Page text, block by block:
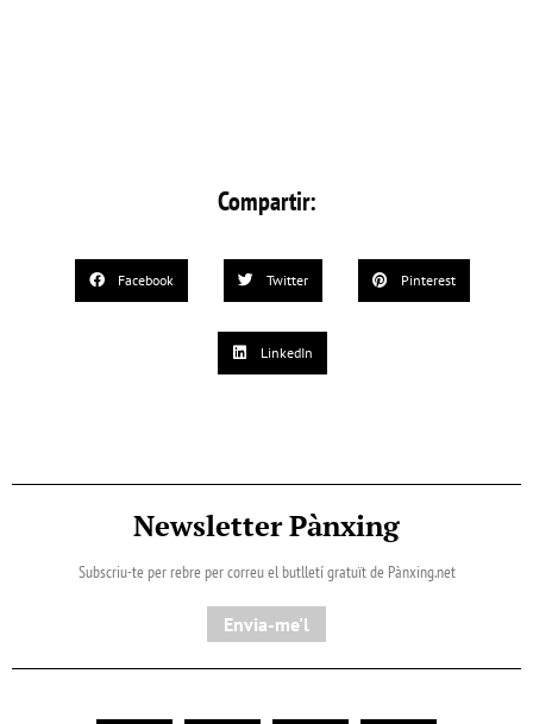
Compartir:
Facebook Twitter Pinterest
LinkedIn
Newsletter Pànxing
Subscriu-te per rebre per correu el butlletí gratuït de Pànxing.net​
Envia-me'l